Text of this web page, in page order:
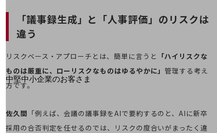
最新の導入事例や注目の導入事例をご紹介します
セミナー
中堅中小企業のお客さま
NTTドコモビジネスウォッチ
旬な話題やお役立ち資料などDXの課題を
解決するヒントをお届けする記事サイト
「議事録生成」と「人事評価」のリスクは
違う
リスクベース・アプローチとは、簡単に言うと 「ハイリスクな
ものは厳重に、ローリスクなものはゆるやかに」管理する考え
方です。
佐久間 「例えば、会議の議事録をAIで要約するのと、AIに新卒
採用の合否判定を任せるのでは、リスクの度合いがまったく違